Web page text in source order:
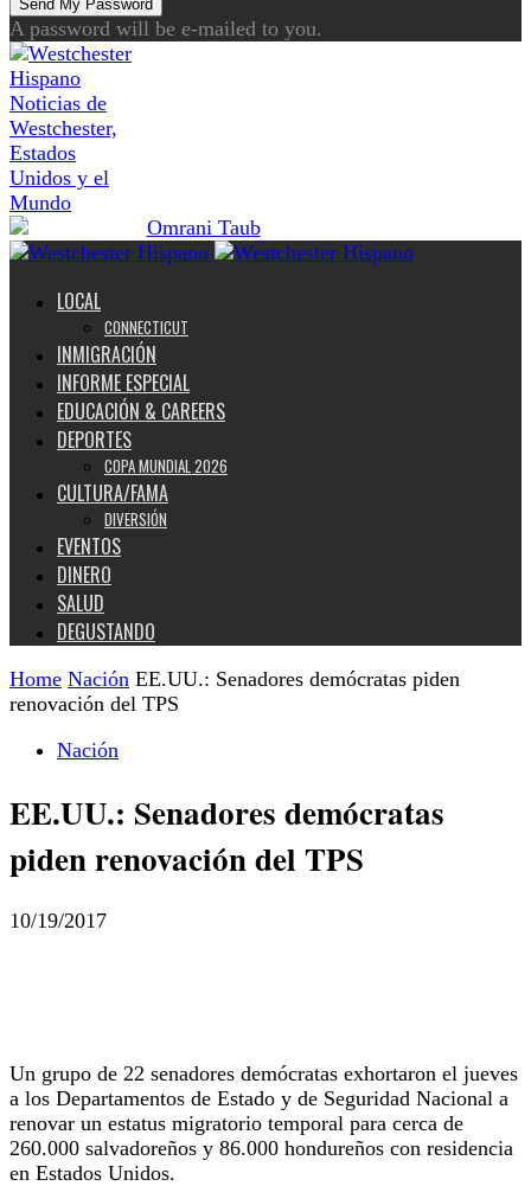
A password will be e-mailed to you.
Noticias de
Westchester,
Estados
Unidos y el
Mundo
LOCAL
CONNECTICUT
INMIGRACIÓN
INFORME ESPECIAL
EDUCACIÓN & CAREERS
DEPORTES
COPA MUNDIAL 2026
CULTURA/FAMA
DIVERSIÓN
EVENTOS
DINERO
SALUD
DEGUSTANDO
Home Nación EE.UU.: Senadores demócratas piden
renovación del TPS
Nación
EE.UU.: Senadores demócratas
piden renovación del TPS
10/19/2017
Un grupo de 22 senadores demócratas exhortaron el jueves
a los Departamentos de Estado y de Seguridad Nacional a
renovar un estatus migratorio temporal para cerca de
260.000 salvadoreños y 86.000 hondureños con residencia
en Estados Unidos.